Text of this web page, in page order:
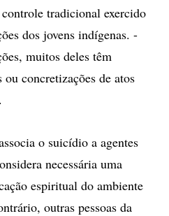
tradicional exercido
dos jovens indígenas. -
muitos deles têm
concretizações de atos
o suicídio a agentes
necessária uma
espiritual do ambiente
outras pessoas da